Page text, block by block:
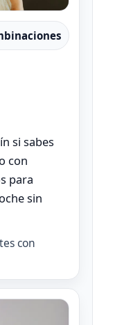
si sabes
con
para
sin
con